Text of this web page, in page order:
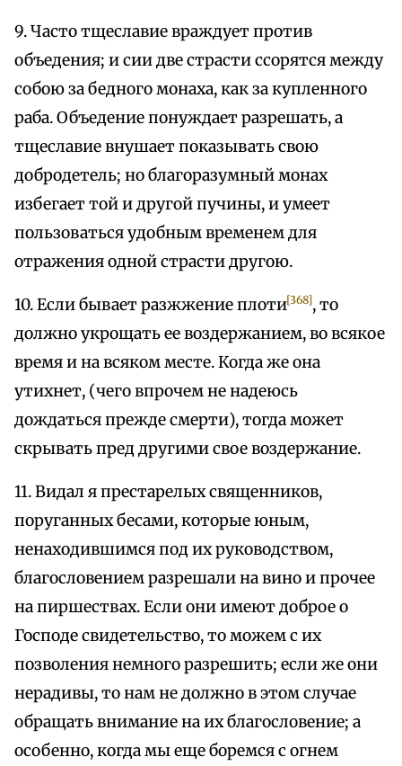
9. Часто тщеславие враждует против
объедения; и сии две страсти ссорятся между
собою за бедного монаха, как за купленного
раба. Объедение понуждает разрешать, а
тщеславие внушает показывать свою
добродетель; но благоразумный монах
избегает той и другой пучины, и умеет
пользоваться удобным временем для
отражения одной страсти другою.
10. Если бывает разжжение плоти[368], то
должно укрощать ее воздержанием, во всякое
время и на всяком месте. Когда же она
утихнет, (чего впрочем не надеюсь
дождаться прежде смерти), тогда может
скрывать пред другими свое воздержание.
11. Видал я престарелых священников,
поруганных бесами, которые юным,
ненаходившимся под их руководством,
благословением разрешали на вино и прочее
на пиршествах. Если они имеют доброе о
Господе свидетельство, то можем с их
позволения немного разрешить; если же они
нерадивы, то нам не должно в этом случае
обращать внимание на их благословение; а
особенно, когда мы еще боремся с огнем